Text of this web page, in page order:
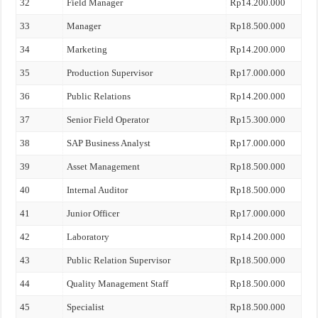
32 Field Manager Rp14.200.000
33 Manager Rp18.500.000
34 Marketing Rp14.200.000
35 Production Supervisor Rp17.000.000
36 Public Relations Rp14.200.000
37 Senior Field Operator Rp15.300.000
38 SAP Business Analyst Rp17.000.000
39 Asset Management Rp18.500.000
40 Internal Auditor Rp18.500.000
41 Junior Officer Rp17.000.000
42 Laboratory Rp14.200.000
43 Public Relation Supervisor Rp18.500.000
44 Quality Management Staff Rp18.500.000
45 Specialist Rp18.500.000